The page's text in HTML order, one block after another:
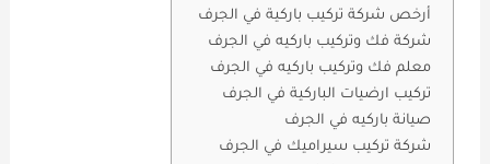
أرخص شركة تركيب باركية في الجرف
شركة فك وتركيب باركيه في الجرف
معلم فك وتركيب باركيه في الجرف
تركيب ارضيات الباركية في الجرف
صيانة باركيه في الجرف
شركة تركيب سيراميك في الجرف